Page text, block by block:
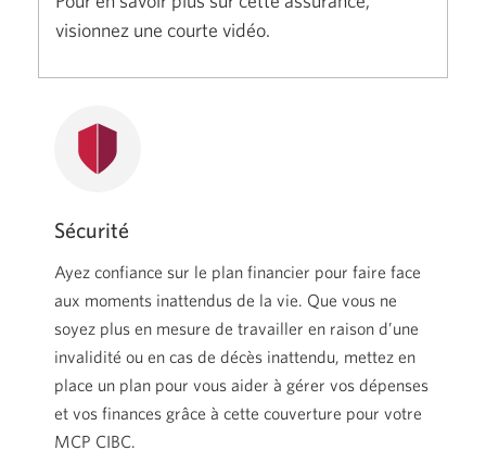
crédit
Marge
visionnez une courte vidéo.
Sécurité
Ayez confiance sur le plan financier pour faire face
aux moments inattendus de la vie. Que vous ne
soyez plus en mesure de travailler en raison d’une
invalidité ou en cas de décès inattendu, mettez en
place un plan pour vous aider à gérer vos dépenses
et vos finances grâce à cette couverture pour votre
MCP CIBC.